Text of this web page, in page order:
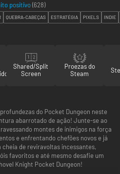
positivo(628)
QUEBRA-CABEÇAS ESTRATÉGIA PIXELS INDIE
Shared/Split
Screen
Proezas do
Steam
do Pocket Dungeon neste
abarrotado de ação! Junte-se ao
montes de inimigos na força
e enfrentando chefões novos e já
de reviravoltas incessantes,
favoritos e até mesmo desafie um
Knight Pocket Dungeon!